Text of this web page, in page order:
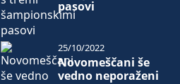
pasovi
Novomeščani še
vedno neporaženi
25/10/2022